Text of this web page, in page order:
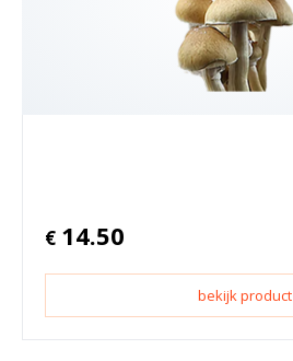
€ 14.50
bekijk product